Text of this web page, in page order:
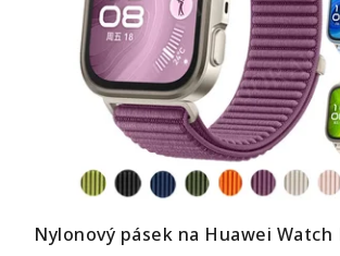
Nylonový pásek na Huawei Watch